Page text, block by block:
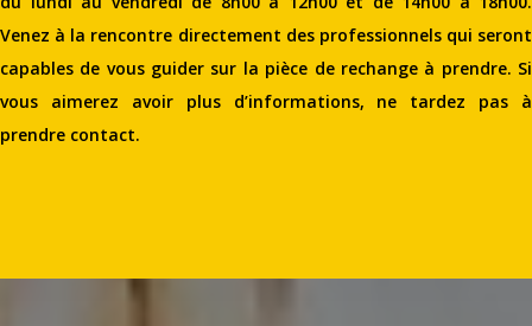
Venez à la rencontre directement des professionnels qui seront
capables de vous guider sur la pièce de rechange à prendre. Si
vous aimerez avoir plus d’informations, ne tardez pas à
prendre contact.